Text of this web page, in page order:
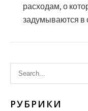
расходам, о
задумываются
РУБРИКИ